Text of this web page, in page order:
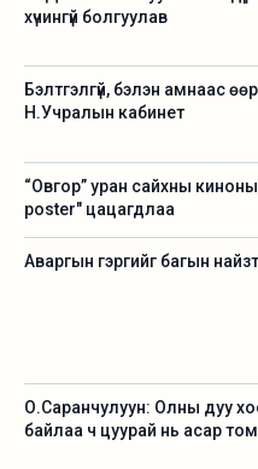
хүчингүй болгуулав
Бэлтгэлгүй, бэлэн амнаас
Н.Учралын кабинет
“Овгор” уран сайхны
poster" цацагдлаа
Аваргын гэргийг багын
О.Саранчулуун: Олны дуу
байлаа ч цуурай нь асар